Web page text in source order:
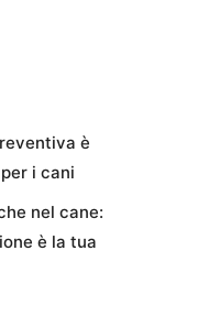
è
i cani
nel cane:
è la tua